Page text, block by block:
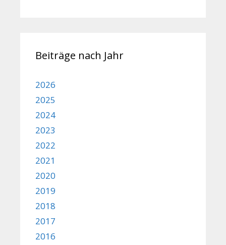
Beiträge nach Jahr
2026
2025
2024
2023
2022
2021
2020
2019
2018
2017
2016